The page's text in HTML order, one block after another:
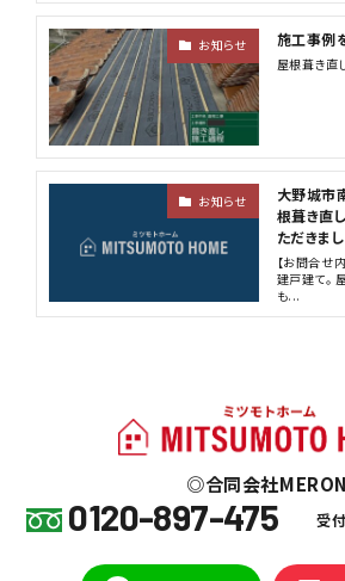
お知らせ 施工事例
屋根葺き直
お知らせ
大野城市
根葺き直
ただきまし
【お問合せ
建戸建て。
も...
合同会社MERON
0120-897-475 受